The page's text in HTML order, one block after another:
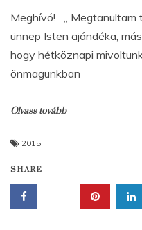
Meghívó! „ Megtanultam
ünnep Isten ajándéka,
hogy hétköznapi
önmagunkban
Olvass tovább
2015
SHARE